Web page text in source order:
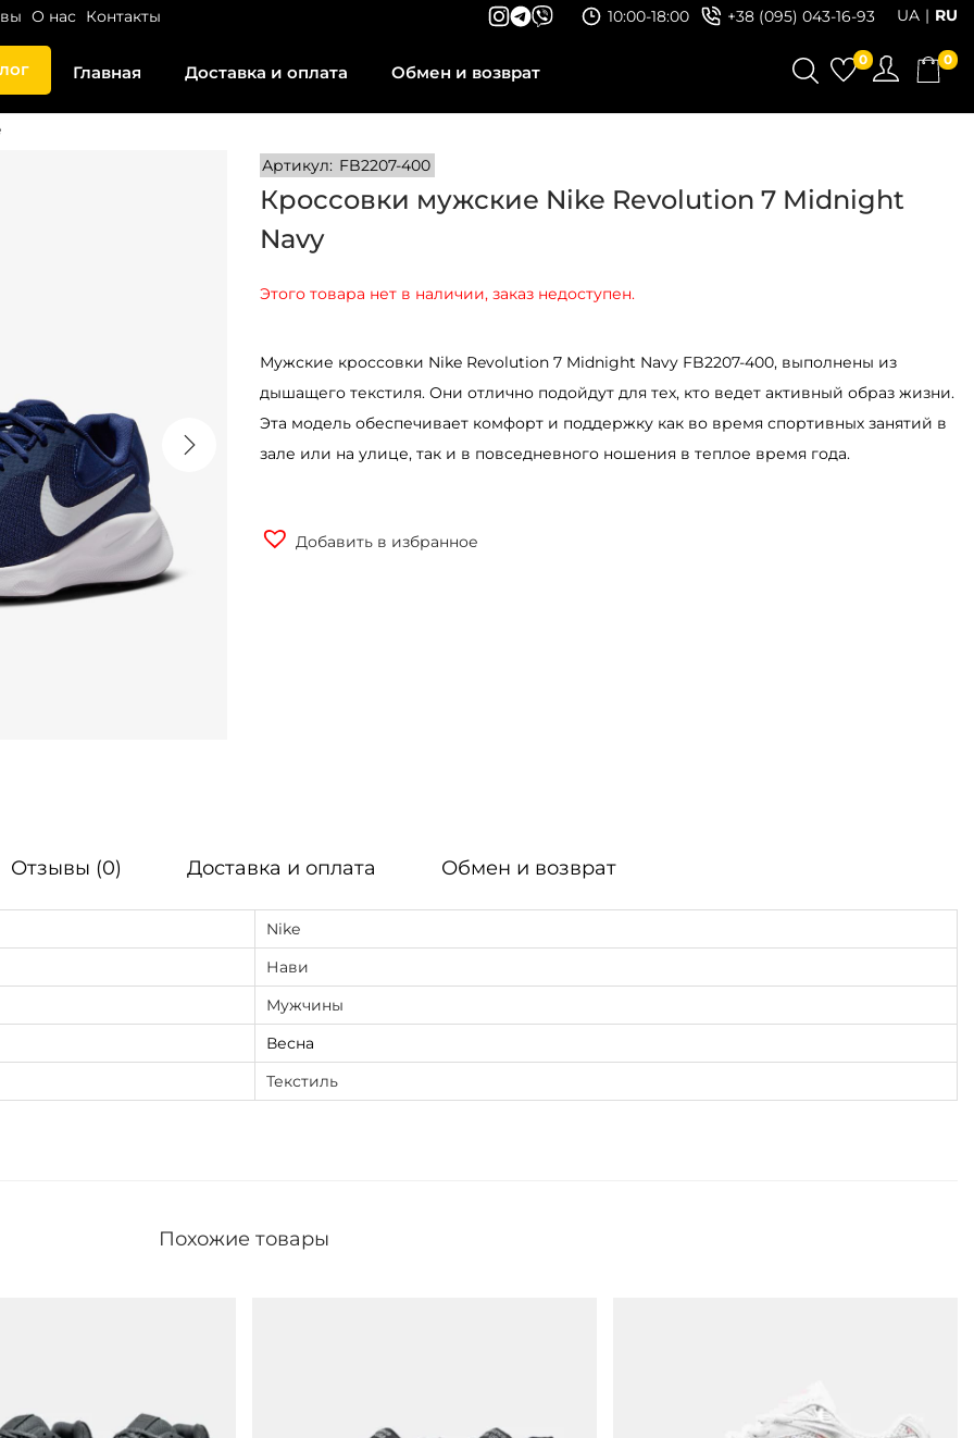
О нас Контакты 10:00-18:00 +38 (095) 043-16-93 UA RU
Главная Доставка и оплата Обмен и возврат
0 0
Артикул: FB2207-400
Кроссовки мужские Nike Revolution 7 Midnight
Navy
Этого товара нет в наличии, заказ недоступен.
Мужские кроссовки Nike Revolution 7 Midnight Navy FB2207-400, выполнены из
дышащего текстиля. Они отлично подойдут для тех, кто ведет активный образ жизни.
Эта модель обеспечивает комфорт и поддержку как во время спортивных занятий в
зале или на улице, так и в повседневного ношения в теплое время года.
Добавить в избранное
Отзывы (0) Доставка и оплата Обмен и возврат
Nike
Нави
Мужчины
Весна
Текстиль
Похожие товары